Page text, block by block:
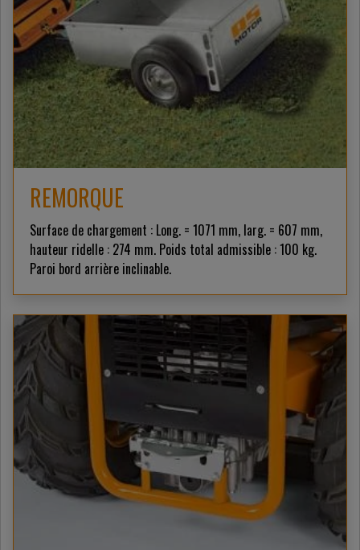
REMORQUE
Surface de chargement : Long. = 1071 mm, larg. = 607 mm,
hauteur ridelle : 274 mm. Poids total admissible : 100 kg.
Paroi bord arrière inclinable.